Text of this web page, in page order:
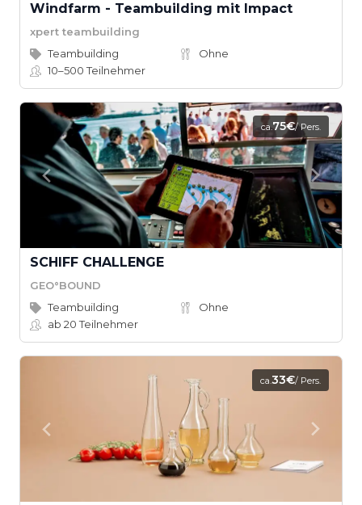
Windfarm - Teambuilding mit Impact
xpert teambuilding
Teambuilding
Ohne
10–500Teilnehmer
ca.75€/ Pers.
SCHIFF CHALLENGE
GEO°BOUND
Teambuilding
Ohne
ab 20Teilnehmer
ca.33€/ Pers.